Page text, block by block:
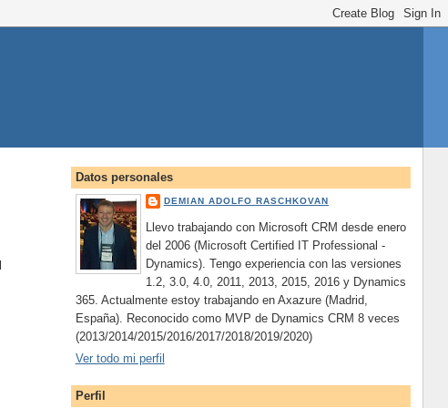
Datos personales
DEMIAN ADOLFO RASCHKOVAN
Llevo trabajando con Microsoft CRM desde enero
del 2006 (Microsoft Certified IT Professional -
Dynamics). Tengo experiencia con las versiones
1.2, 3.0, 4.0, 2011, 2013, 2015, 2016 y Dynamics
365. Actualmente estoy trabajando en Axazure (Madrid,
España). Reconocido como MVP de Dynamics CRM 8 veces
(2013/2014/2015/2016/2017/2018/2019/2020)
Ver todo mi perfil
Perfil